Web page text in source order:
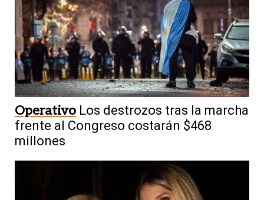
Operativo Los destrozos tras la marcha
frente al Congreso costarán $468
millones